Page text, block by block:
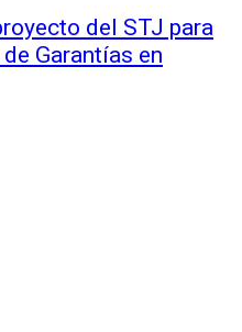
del STJ para
Garantías en